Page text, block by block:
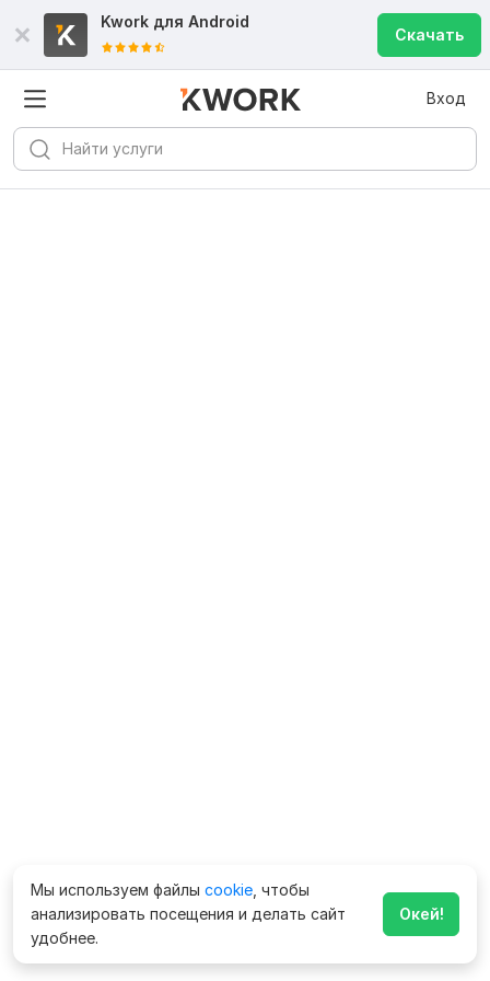
Kwork для Android
Скачать
Вход
Мы используем файлы cookie , чтобы
анализировать посещения и делать сайт
удобнее.
Окей!